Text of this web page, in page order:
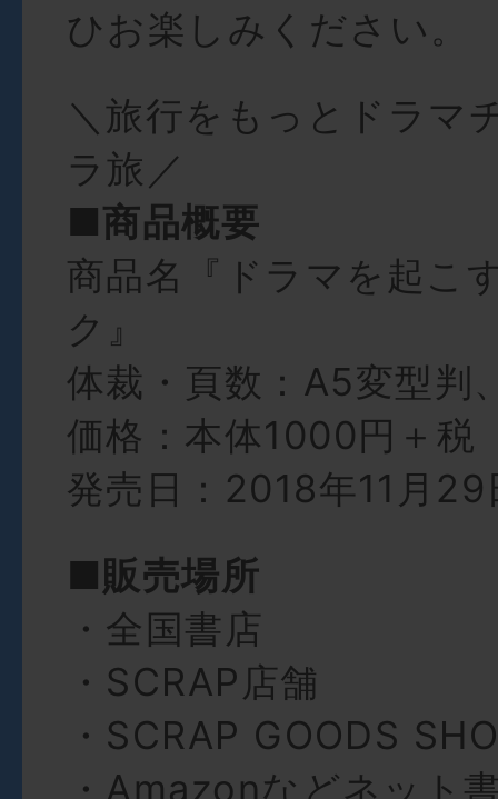
ひお楽しみください。
＼旅行をもっとドラマ
ラ旅／
■商品概要
商品名『ドラマを起こ
ク』
体裁・頁数：A5変型判
価格：本体1000円＋税
発売日：2018年11月29
■販売場所
・全国書店
・SCRAP店舗
・SCRAP GOODS
・Amazonなどネット